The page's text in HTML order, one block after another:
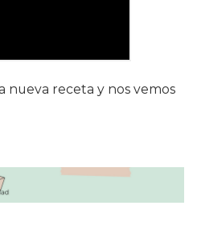
nueva receta y nos vemos